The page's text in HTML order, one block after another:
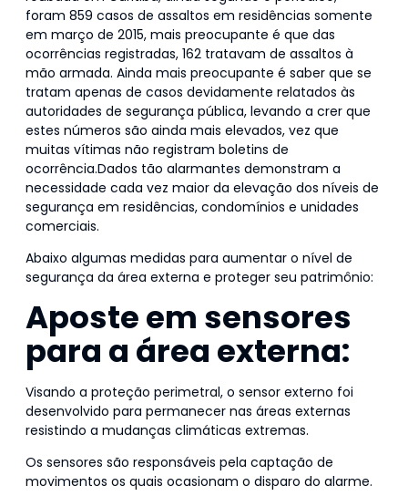
foram 859 casos de assaltos em residências somente
em março de 2015, mais preocupante é que das
ocorrências registradas, 162 tratavam de assaltos à
mão armada. Ainda mais preocupante é saber que se
tratam apenas de casos devidamente relatados às
autoridades de segurança pública, levando a crer que
estes números são ainda mais elevados, vez que
muitas vítimas não registram boletins de
ocorrência.Dados tão alarmantes demonstram a
necessidade cada vez maior da elevação dos níveis de
segurança em residências, condomínios e unidades
comerciais.
Abaixo algumas medidas para aumentar o nível de
segurança da área externa e proteger seu patrimônio:
Aposte em sensores
para a área externa:
Visando a proteção perimetral, o sensor externo foi
desenvolvido para permanecer nas áreas externas
resistindo a mudanças climáticas extremas.
Os sensores são responsáveis pela captação de
movimentos os quais ocasionam o disparo do alarme.